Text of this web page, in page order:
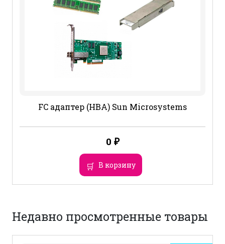
FC адаптер (HBA) Sun Microsystems
0 ₽
В корзину
Недавно просмотренные товары